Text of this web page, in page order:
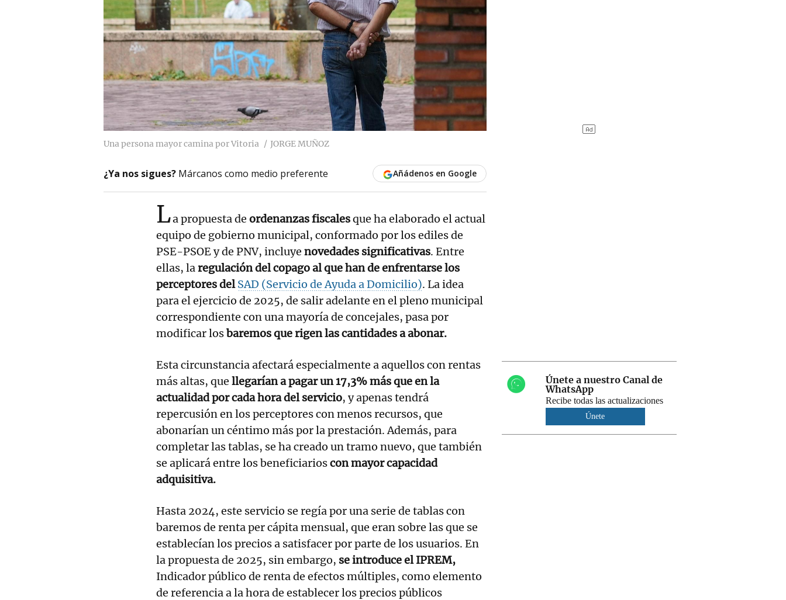
Una persona mayor camina por Vitoria JORGE MUÑOZ
¿Ya nos sigues? Márcanos como medio preferente Añádenos en Google
La propuesta de ordenanzas fiscalesque ha elaborado el actual
equipo de gobierno municipal, conformado por los ediles de
PSE-PSOE y de PNV, incluye novedades significativas. Entre
ellas, laregulación del copago al que han de enfrentarse los
perceptores delSAD (Servicio de Ayuda a Domicilio). La idea
para el ejercicio de 2025, de salir adelante en el pleno municipal
correspondiente con una mayoría de concejales, pasa por
modificar losbaremos que rigen las cantidades a abonar.
Esta circunstancia afectará especialmente a aquellos con rentas
más altas, que llegarían a pagar un 17,3% más que en la
actualidad por cada hora del servicio, y apenas tendrá
repercusión en los perceptores con menos recursos, que
abonarían un céntimo más por la prestación. Además, para
completar las tablas, se ha creado un tramo nuevo, que también
se aplicará entre los beneficiarioscon mayor capacidad
adquisitiva.
Hasta 2024, este servicio se regía por una serie de tablas con
baremos de renta per cápita mensual, que eran sobre las que se
establecían los precios a satisfacer por parte de los usuarios. En
la propuesta de 2025, sin embargo, se introduce el IPREM,
Indicador público de renta de efectos múltiples, como elemento
de referencia a la hora de establecer los precios públicos
Únete a nuestro Canal de
WhatsApp
Recibe todas las actualizaciones
Únete